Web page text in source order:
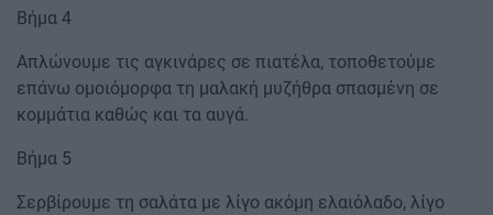
Βήμα 4
Απλώνουμε τις αγκινάρες σε πιατέλα, τοποθετούμε
επάνω ομοιόμορφα τη μαλακή μυζήθρα σπασμένη σε
κομμάτια καθώς και τα αυγά.
Βήμα 5
Σερβίρουμε τη σαλάτα με λίγο ακόμη ελαιόλαδο, λίγο